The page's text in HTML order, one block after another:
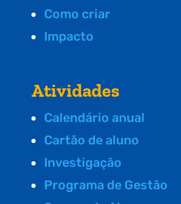
Como criar
Impacto
Atividades
Calendário anual
Cartão de aluno
Investigação
Programa de Gestão